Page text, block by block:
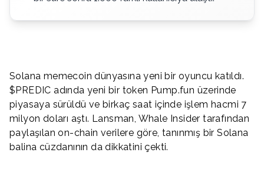
Solana memecoin dünyasına yeni bir oyuncu katıldı.
$PREDIC adında yeni bir token Pump.fun üzerinde
piyasaya sürüldü ve birkaç saat içinde işlem hacmi 7
milyon doları aştı. Lansman, Whale Insider tarafından
paylaşılan on-chain verilere göre, tanınmış bir Solana
balina cüzdanının da dikkatini çekti.